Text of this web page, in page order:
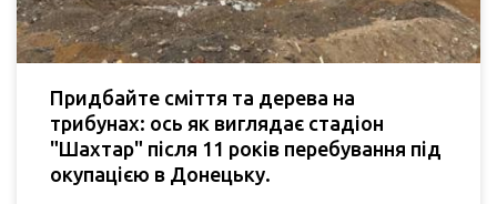
Придбайте сміття та дерева на
трибунах: ось як виглядає стадіон
"Шахтар" після 11 років перебування під
окупацією в Донецьку.